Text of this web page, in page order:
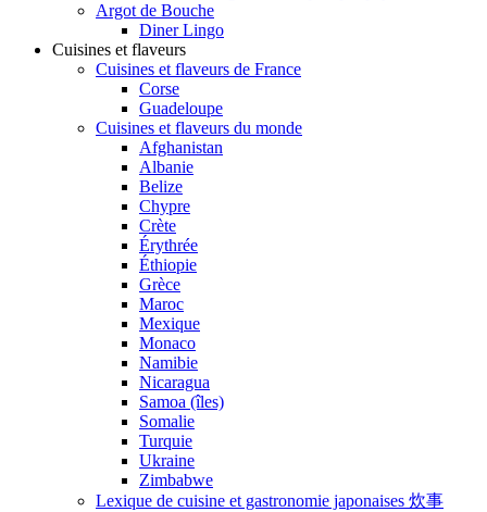
Argot de Bouche
Diner Lingo
Cuisines et flaveurs
Cuisines et flaveurs de France
Corse
Guadeloupe
Cuisines et flaveurs du monde
Afghanistan
Albanie
Belize
Chypre
Crète
Érythrée
Éthiopie
Grèce
Maroc
Mexique
Monaco
Namibie
Nicaragua
Samoa (îles)
Somalie
Turquie
Ukraine
Zimbabwe
Lexique de cuisine et gastronomie japonaises 炊事